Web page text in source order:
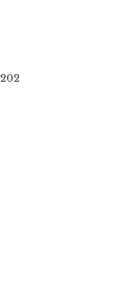
202